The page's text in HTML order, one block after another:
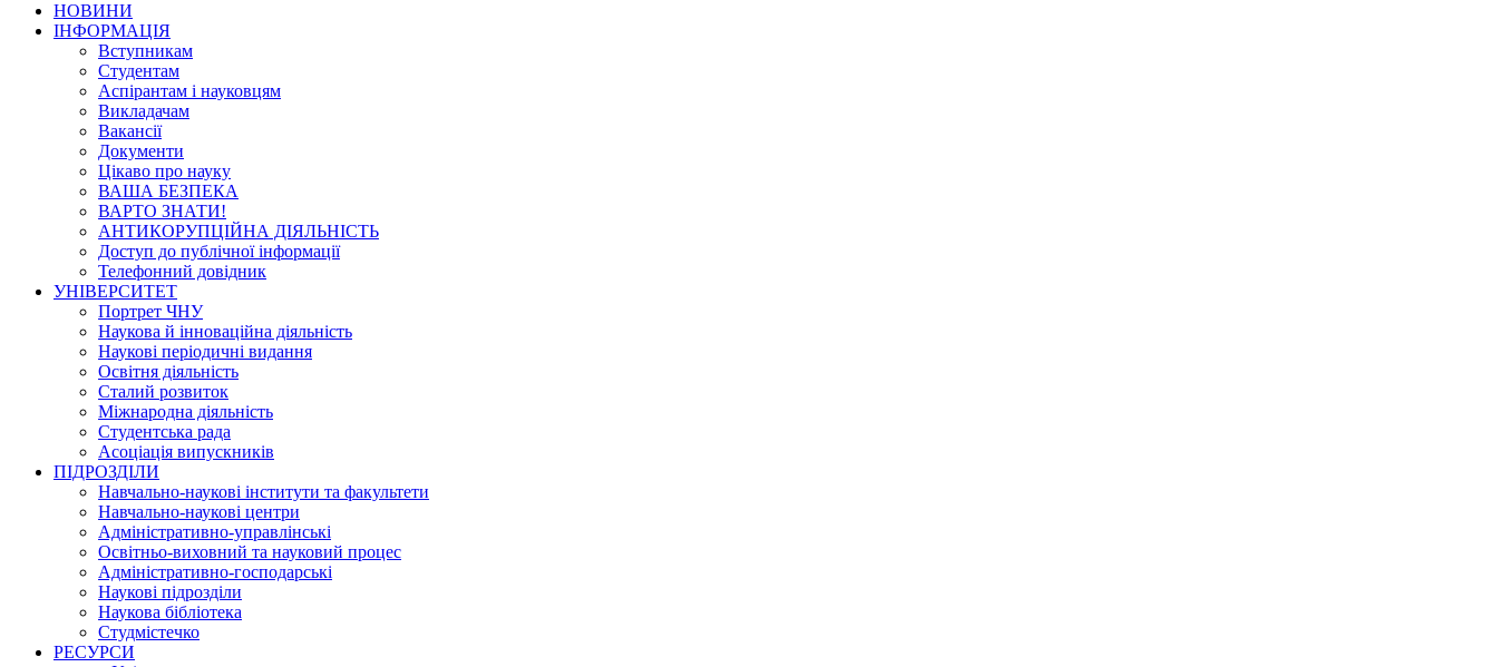
НОВИНИ
ІНФОРМАЦІЯ
Вступникам
Студентам
Аспірантам і науковцям
Викладачам
Вакансії
Документи
Цікаво про науку
ВАША БЕЗПЕКА
ВАРТО ЗНАТИ!
АНТИКОРУПЦІЙНА ДІЯЛЬНІСТЬ
Доступ до публічної інформації
Телефонний довідник
УНІВЕРСИТЕТ
Портрет ЧНУ
Наукова й інноваційна діяльність
Наукові періодичні видання
Освітня діяльність
Сталий розвиток
Міжнародна діяльність
Студентська рада
Асоціація випускників
ПІДРОЗДІЛИ
Навчально-наукові інститути та факультети
Навчально-наукові центри
Адміністративно-управлінські
Освітньо-виховний та науковий процес
Адміністративно-господарські
Наукові підрозділи
Наукова бібліотека
Студмістечко
РЕСУРСИ